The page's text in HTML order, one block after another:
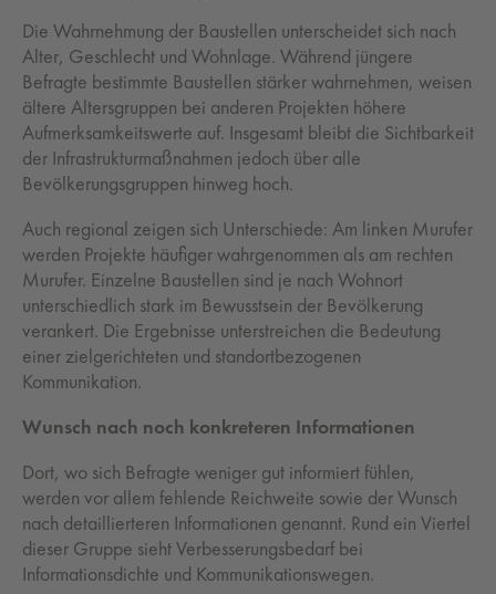
Die Wahrnehmung der Baustellen unterscheidet sich nach
Alter, Geschlecht und Wohnlage. Während jüngere
Befragte bestimmte Baustellen stärker wahrnehmen, weisen
ältere Altersgruppen bei anderen Projekten höhere
Aufmerksamkeitswerte auf. Insgesamt bleibt die Sichtbarkeit
der Infrastrukturmaßnahmen jedoch über alle
Bevölkerungsgruppen hinweg hoch.
Auch regional zeigen sich Unterschiede: Am linken Murufer
werden Projekte häufiger wahrgenommen als am rechten
Murufer. Einzelne Baustellen sind je nach Wohnort
unterschiedlich stark im Bewusstsein der Bevölkerung
verankert. Die Ergebnisse unterstreichen die Bedeutung
einer zielgerichteten und standortbezogenen
Kommunikation.
Wunsch nach noch konkreteren Informationen
Dort, wo sich Befragte weniger gut informiert fühlen,
werden vor allem fehlende Reichweite sowie der Wunsch
nach detaillierteren Informationen genannt. Rund ein Viertel
dieser Gruppe sieht Verbesserungsbedarf bei
Informationsdichte und Kommunikationswegen.